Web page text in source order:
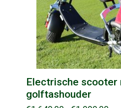
Electrische scooter
golftashouder